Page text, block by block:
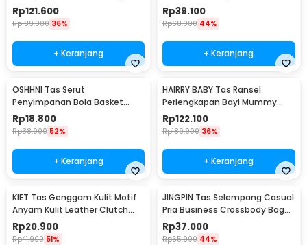
Slots - C60
Rp121.600
Rp189.900 36%
+ Keranjang
Oxford Storage Bag - OM-30
Rp39.100
Rp68.900 44%
+ Keranjang
OSHHNI Tas Serut
Penyimpanan Bola Basket
Olahraga Drawstring Bag Mesh
- SH30
Rp18.800
Rp38.900 52%
+ Keranjang
HAIRRY BABY Tas Ransel
Perlengkapan Bayi Mummy
Diaper Travel Bag - CC23
Rp122.100
Rp189.900 36%
+ Keranjang
KIET Tas Genggam Kulit Motif
Anyam Kulit Leather Clutch
Bag - KT1912
Rp20.900
Rp41.900 51%
JINGPIN Tas Selempang Casual
Pria Business Crossbody Bag
PU Leather - JP2
Rp37.000
Rp65.900 44%